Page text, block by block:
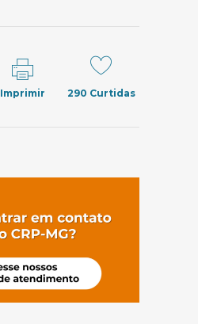
Imprimir 290 Curtidas